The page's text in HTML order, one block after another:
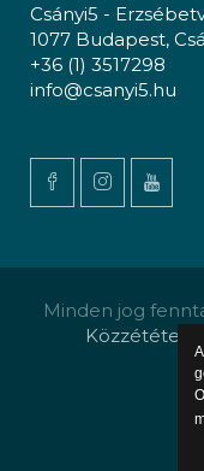
Csányi5 -
1077 Budapest,
+36 (1) 3517298
info@csanyi5.hu
Minden jog
Közzététel